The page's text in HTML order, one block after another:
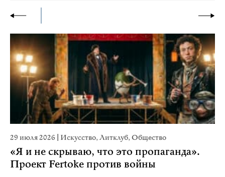
29 июля 2026 Искусство,Литклуб,Общество
«Я и не скрываю, что это пропаганда».
Проект Fertoke против войны